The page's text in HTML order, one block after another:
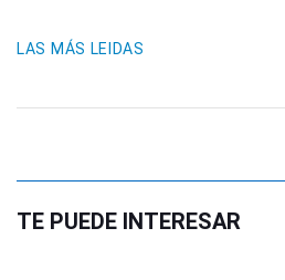
LAS MÁS LEIDAS
TE PUEDE INTERESAR